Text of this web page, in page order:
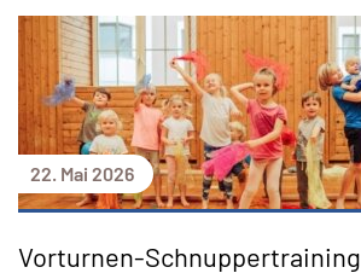
22. Mai 2026
Vorturnen-Schnuppertraining